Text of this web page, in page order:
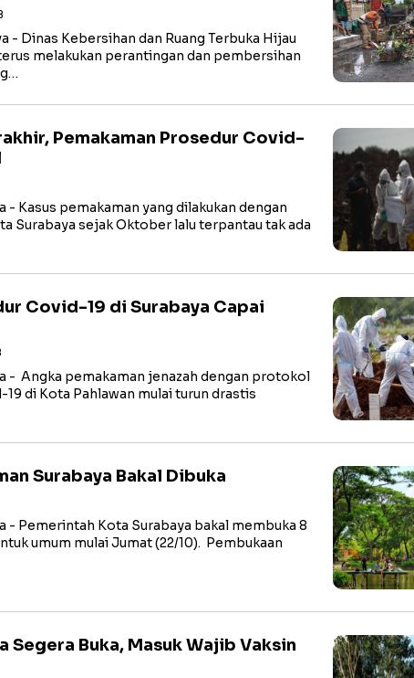
- Dinas Kebersihan dan Ruang Terbuka Hijau
melakukan perantingan dan pembersihan
Pemakaman Prosedur Covid-
- Kasus pemakaman yang dilakukan dengan
Surabaya sejak Oktober lalu terpantau tak ada
Covid-19 di Surabaya Capai
- Angka pemakaman jenazah dengan protokol
di Kota Pahlawan mulai turun drastis
Surabaya Bakal Dibuka
- Pemerintah Kota Surabaya bakal membuka 8
umum mulai Jumat (22/10). Pembukaan
Segera Buka, Masuk Wajib Vaksin